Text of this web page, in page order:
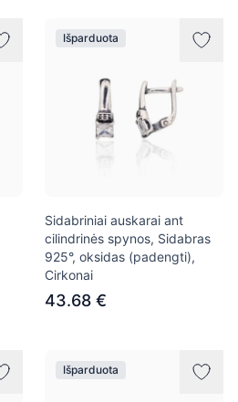
Išparduota
Sidabriniai auskarai ant
cilindrinės spynos, Sidabras
925°, oksidas (padengti),
Cirkonai
43.68 €
Išparduota